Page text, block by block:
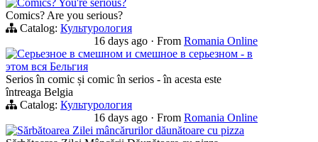
Comics? Are you serious?
Catalog: Культурология
16 days ago · From Romania Online
Серьезное в смешном и смешное в серьезном - в
этом вся Бельгия
Serios în comic și comic în serios - în acesta este
întreaga Belgia
Catalog: Культурология
16 days ago · From Romania Online
Sărbătoarea Zilei mâncărurilor dăunătoare cu pizza